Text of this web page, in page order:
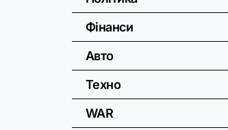
Фінанси
Авто
Техно
WAR